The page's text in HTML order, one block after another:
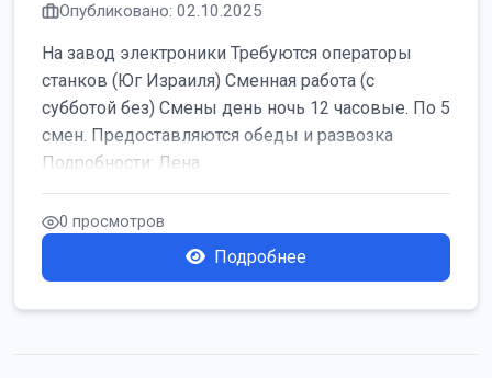
Опубликовано: 02.10.2025
На завод электроники Требуются операторы
станков (Юг Израиля) Сменная работа (с
субботой без) Смены день ночь 12 часовые. По 5
смен. Предоставляются обеды и развозка
Подробности: Лена
0 просмотров
Подробнее